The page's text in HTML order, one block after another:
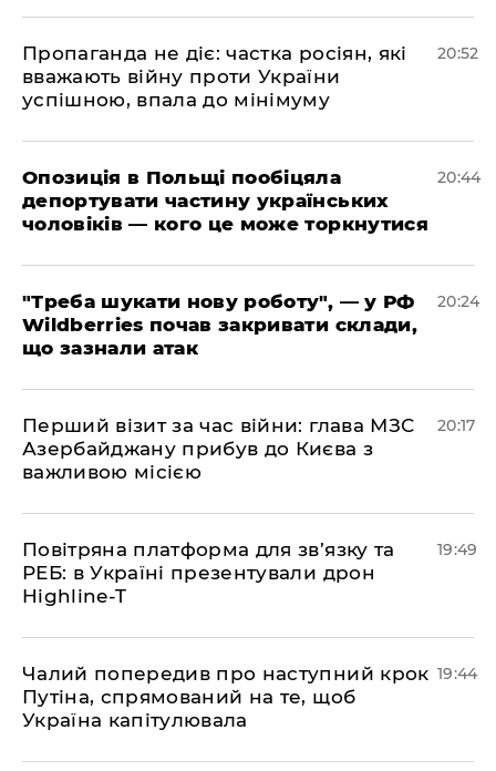
​Пропаганда не діє: частка росіян, які
вважають війну проти України
успішною, впала до мінімуму
20:52
​Опозиція в Польщі пообіцяла
депортувати частину українських
чоловіків — кого це може торкнутися
20:44
​"Треба шукати нову роботу", — у РФ
Wildberries почав закривати склади,
що зазнали атак
20:24
​Перший візит за час війни: глава МЗС
Азербайджану прибув до Києва з
важливою місією
20:17
​Повітряна платформа для зв’язку та
РЕБ: в Україні презентували дрон
Highline-T
19:49
​Чалий попередив про наступний крок
Путіна, спрямований на те, щоб
Україна капітулювала
19:44